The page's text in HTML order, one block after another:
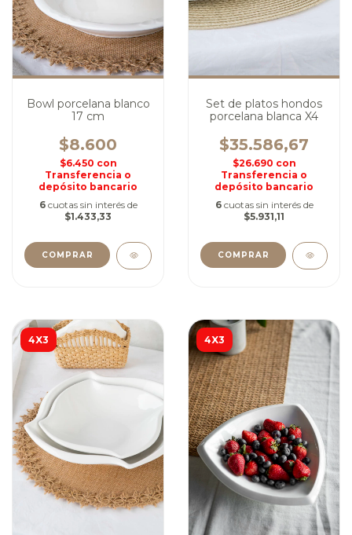
Bowl porcelana blanco
17 cm
$8.600
$6.450 con
Transferencia o
depósito bancario
6 cuotas sin interés de
$1.433,33
COMPRAR
Set de platos hondos
porcelana blanca X4
$35.586,67
$26.690 con
Transferencia o
depósito bancario
6 cuotas sin interés de
$5.931,11
COMPRAR
4X3 4X3